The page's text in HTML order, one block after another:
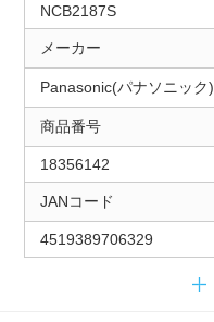
NCB2187S
メーカー
Panasonic(パナソニック)
商品番号
18356142
JANコード
4519389706329